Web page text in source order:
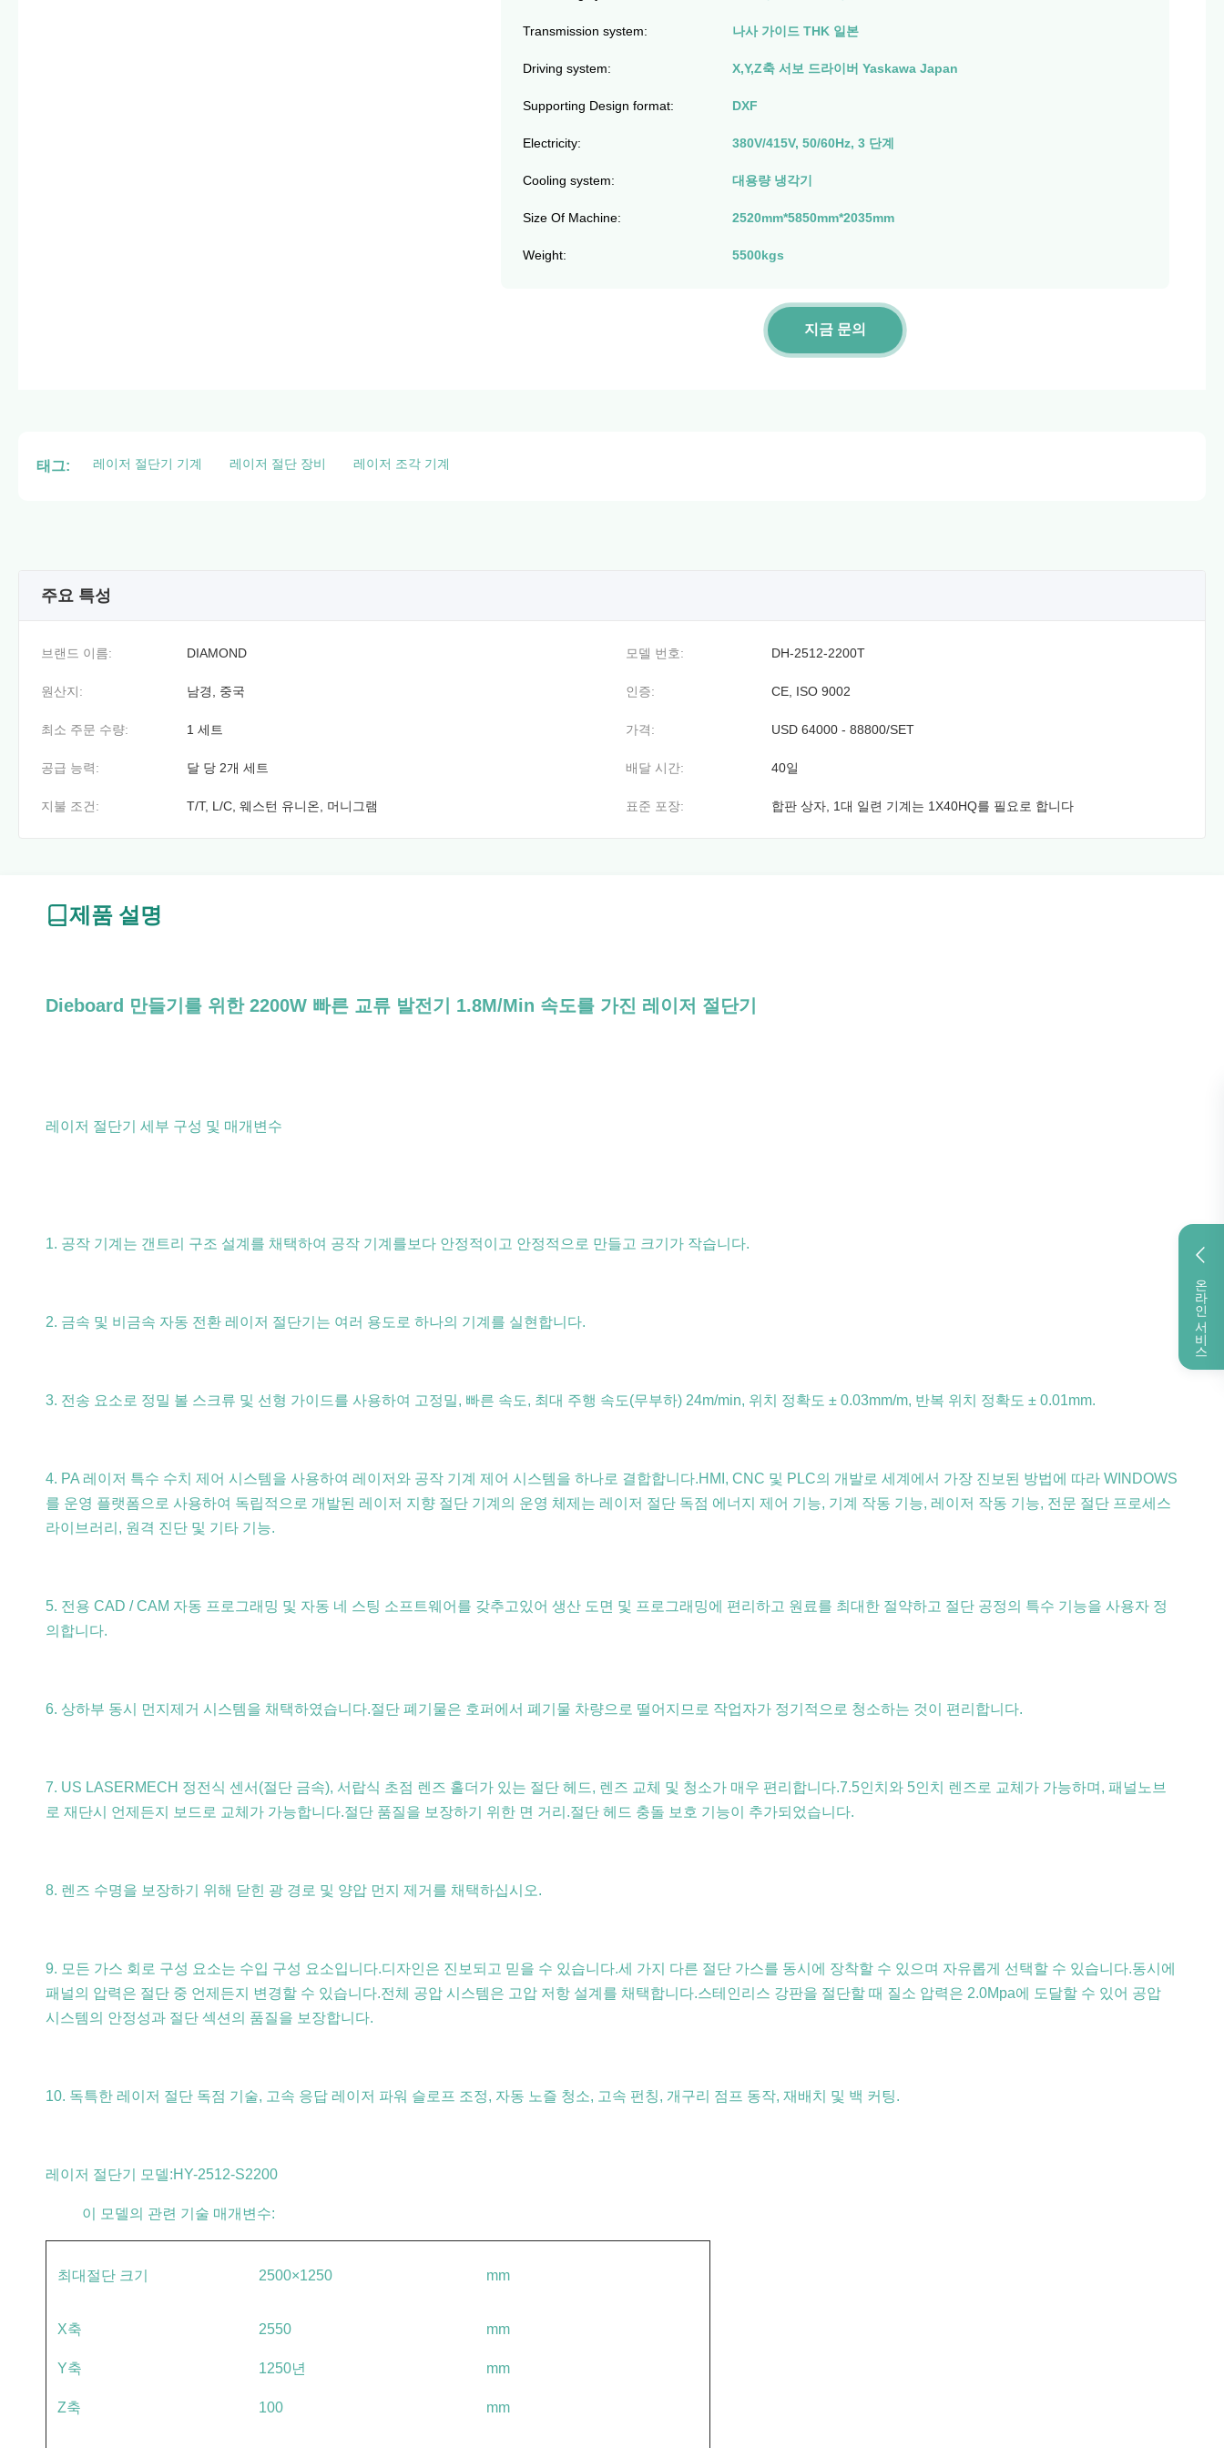
온라인 서비스
Transmission system: 나사 가이드 THK 일본
Driving system: X,Y,Z축 서보 드라이버 Yaskawa Japan
Supporting Design format: DXF
Electricity: 380V/415V, 50/60Hz, 3 단계
Cooling system: 대용량 냉각기
Size Of Machine: 2520mm*5850mm*2035mm
Weight: 5500kgs
지금 문의
태그: 레이저 절단기 기계 레이저 절단 장비 레이저 조각 기계
주요 특성
브랜드 이름: DIAMOND 모델 번호: DH-2512-2200T
원산지: 남경, 중국 인증: CE, ISO 9002
최소 주문 수량: 1 세트 가격: USD 64000 - 88800/SET
공급 능력: 달 당 2개 세트 배달 시간: 40일
지불 조건: T/T, L/C, 웨스턴 유니온, 머니그램 표준 포장: 합판 상자, 1대 일련 기계는 1X40HQ를 필요로 합니다
제품 설명
Dieboard 만들기를 위한 2200W 빠른 교류 발전기 1.8M/Min 속도를 가진 레이저 절단기
레이저 절단기 세부 구성 및 매개변수
1. 공작 기계는 갠트리 구조 설계를 채택하여 공작 기계를보다 안정적이고 안정적으로 만들고 크기가 작습니다.
2. 금속 및 비금속 자동 전환 레이저 절단기는 여러 용도로 하나의 기계를 실현합니다.
3. 전송 요소로 정밀 볼 스크류 및 선형 가이드를 사용하여 고정밀, 빠른 속도, 최대 주행 속도(무부하) 24m/min, 위치 정확도 ± 0.03mm/m, 반복 위치 정확도 ± 0.01mm.
4. PA 레이저 특수 수치 제어 시스템을 사용하여 레이저와 공작 기계 제어 시스템을 하나로 결합합니다.HMI, CNC 및 PLC의 개발로 세계에서 가장 진보된 방법에 따라 WINDOWS
를 운영 플랫폼으로 사용하여 독립적으로 개발된 레이저 지향 절단 기계의 운영 체제는 레이저 절단 독점 에너지 제어 기능, 기계 작동 기능, 레이저 작동 기능, 전문 절단 프로세스
라이브러리, 원격 진단 및 기타 기능.
5. 전용 CAD / CAM 자동 프로그래밍 및 자동 네 스팅 소프트웨어를 갖추고있어 생산 도면 및 프로그래밍에 편리하고 원료를 최대한 절약하고 절단 공정의 특수 기능을 사용자 정
의합니다.
6. 상하부 동시 먼지제거 시스템을 채택하였습니다.절단 폐기물은 호퍼에서 폐기물 차량으로 떨어지므로 작업자가 정기적으로 청소하는 것이 편리합니다.
7. US LASERMECH 정전식 센서(절단 금속), 서랍식 초점 렌즈 홀더가 있는 절단 헤드, 렌즈 교체 및 청소가 매우 편리합니다.7.5인치와 5인치 렌즈로 교체가 가능하며, 패널노브
로 재단시 언제든지 보드로 교체가 가능합니다.절단 품질을 보장하기 위한 면 거리.절단 헤드 충돌 보호 기능이 추가되었습니다.
8. 렌즈 수명을 보장하기 위해 닫힌 광 경로 및 양압 먼지 제거를 채택하십시오.
9. 모든 가스 회로 구성 요소는 수입 구성 요소입니다.디자인은 진보되고 믿을 수 있습니다.세 가지 다른 절단 가스를 동시에 장착할 수 있으며 자유롭게 선택할 수 있습니다.동시에
패널의 압력은 절단 중 언제든지 변경할 수 있습니다.전체 공압 시스템은 고압 저항 설계를 채택합니다.스테인리스 강판을 절단할 때 질소 압력은 2.0Mpa에 도달할 수 있어 공압
시스템의 안정성과 절단 섹션의 품질을 보장합니다.
10. 독특한 레이저 절단 독점 기술, 고속 응답 레이저 파워 슬로프 조정, 자동 노즐 청소, 고속 펀칭, 개구리 점프 동작, 재배치 및 백 커팅.
레이저 절단기 모델:HY-2512-S2200
이 모델의 관련 기술 매개변수:
최대절단 크기 2500×1250 mm
X축 2550 mm
Y축 1250년 mm
Z축 100 mm